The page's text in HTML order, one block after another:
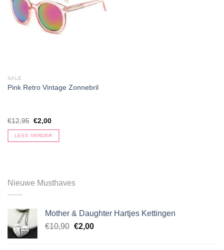
SALE
Pink Retro Vintage Zonnebril
€12,95 Oorspronkelijke
was:
€12,95.
€2,00Huidige
is:
€2,00.
LEES VERDER
Nieuwe Musthaves
Mother & Daughter Hartjes Kettingen
€10,90 Oorspronkelijke
€2,00Huidige